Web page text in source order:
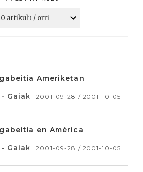
Ameriketan
Gaiak 2001-09-28 / 2001-10-05
en América
Gaiak 2001-09-28 / 2001-10-05